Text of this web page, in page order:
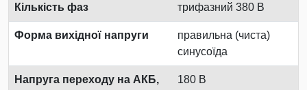
Кількість фаз трифазний 380 В
Форма вихідної напруги
правильна (чиста)
синусоїда
Напруга переходу на АКБ,
180 В